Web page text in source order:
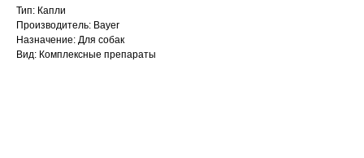
Тип: Капли
Производитель: Bayer
Назначение: Для собак
Вид: Комплексные препараты